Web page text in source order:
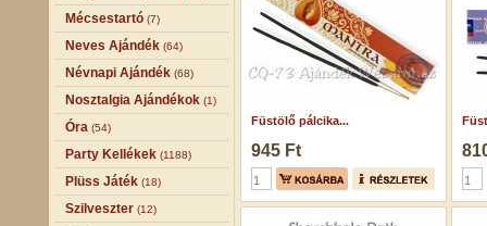
Mécsestartó (7)
Neves Ajándék (64)
Névnapi Ajándék (68)
Nosztalgia Ajándékok (1)
Óra (54)
Party Kellékek (1188)
Plüss Játék (18)
Szilveszter (12)
Füstölő pálcika...
945 Ft